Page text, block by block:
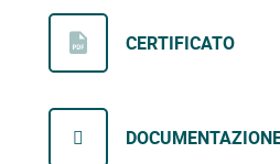
CERTIFICATO